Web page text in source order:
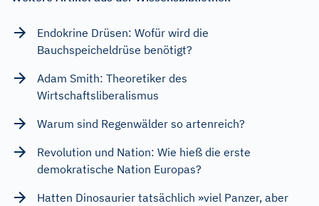
Endokrine Drüsen: Wofür wird die
Bauchspeicheldrüse benötigt?
Adam Smith: Theoretiker des
Wirtschaftsliberalismus
Warum sind Regenwälder so artenreich?
Revolution und Nation: Wie hieß die erste
demokratische Nation Europas?
Hatten Dinosaurier tatsächlich »viel Panzer, aber